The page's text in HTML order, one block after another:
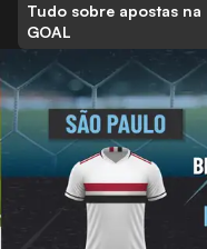
Tudo sobre apostas na
GOAL